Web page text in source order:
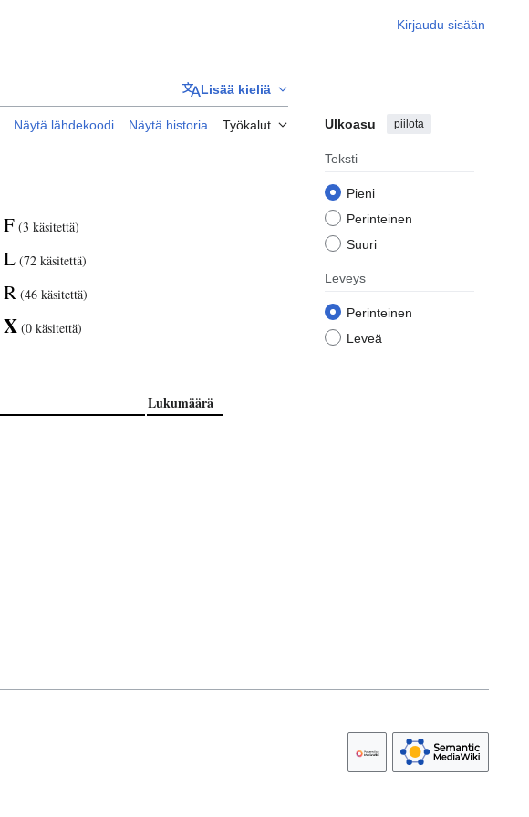
Kirjaudu sisään
Lisää kieliä
Näytä lähdekoodi Näytä historia Työkalut Ulkoasu piilota
Teksti
Pieni
Perinteinen
Suuri
Leveys
Perinteinen
Leveä
F (3 käsitettä)
L (72 käsitettä)
R (46 käsitettä)
X (0 käsitettä)
Lukumäärä